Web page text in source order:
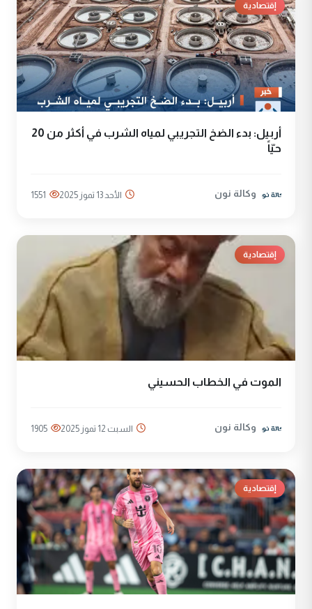
إقتصادية
أربيل: بدء الضخ التجريبي لمياه الشرب في أكثر من 20
حيّاً
وكالة نون الأحد 13 تموز 2025 1551
إقتصادية
الموت‌ في‌ الخطاب الحسيني
وكالة نون السبت 12 تموز 2025 1905
إقتصادية